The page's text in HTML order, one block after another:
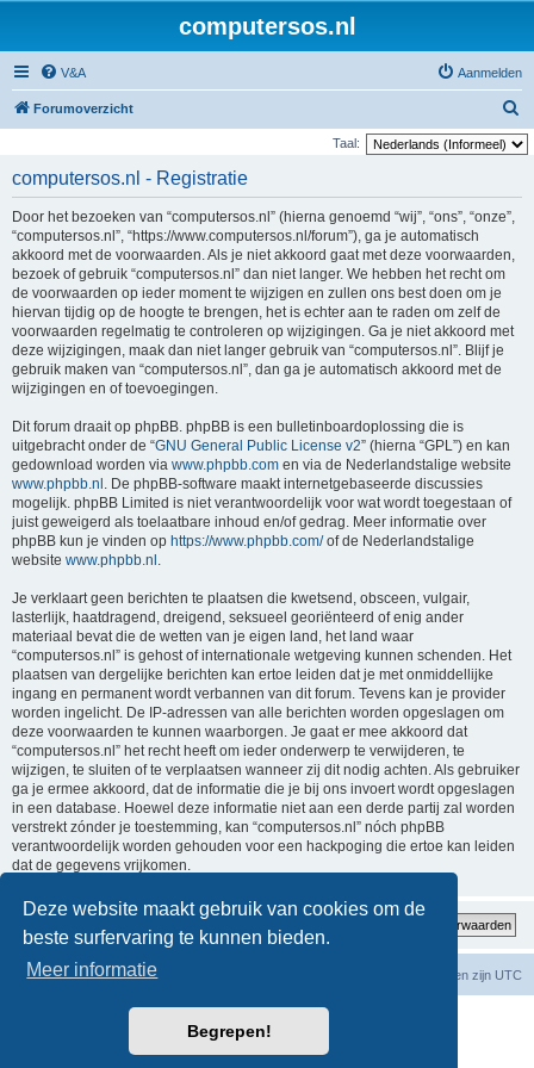
Deze website maakt gebruik van cookies om de
beste surfervaring te kunnen bieden.
Meer informatie
Begrepen!
computersos.nl
V&A Aanmelden
Forumoverzicht
o
Taal:
computersos.nl - Registratie
Door het bezoeken van “computersos.nl” (hierna genoemd “wij”, “ons”, “onze”,
“computersos.nl”, “https://www.computersos.nl/forum”), ga je automatisch
akkoord met de voorwaarden. Als je niet akkoord gaat met deze voorwaarden,
bezoek of gebruik “computersos.nl” dan niet langer. We hebben het recht om
de voorwaarden op ieder moment te wijzigen en zullen ons best doen om je
hiervan tijdig op de hoogte te brengen, het is echter aan te raden om zelf de
voorwaarden regelmatig te controleren op wijzigingen. Ga je niet akkoord met
deze wijzigingen, maak dan niet langer gebruik van “computersos.nl”. Blijf je
gebruik maken van “computersos.nl”, dan ga je automatisch akkoord met de
wijzigingen en of toevoegingen.
Dit forum draait op phpBB. phpBB is een bulletinboardoplossing die is
uitgebracht onder de “GNU General Public License v2” (hierna “GPL”) en kan
gedownload worden via www.phpbb.com en via de Nederlandstalige website
www.phpbb.nl . De phpBB-software maakt internetgebaseerde discussies
mogelijk. phpBB Limited is niet verantwoordelijk voor wat wordt toegestaan of
juist geweigerd als toelaatbare inhoud en/of gedrag. Meer informatie over
phpBB kun je vinden op https://www.phpbb.com/of de Nederlandstalige
website www.phpbb.nl .
Je verklaart geen berichten te plaatsen die kwetsend, obsceen, vulgair,
lasterlijk, haatdragend, dreigend, seksueel georiënteerd of enig ander
materiaal bevat die de wetten van je eigen land, het land waar
“computersos.nl” is gehost of internationale wetgeving kunnen schenden. Het
plaatsen van dergelijke berichten kan ertoe leiden dat je met onmiddellijke
ingang en permanent wordt verbannen van dit forum. Tevens kan je provider
worden ingelicht. De IP-adressen van alle berichten worden opgeslagen om
deze voorwaarden te kunnen waarborgen. Je gaat er mee akkoord dat
“computersos.nl” het recht heeft om ieder onderwerp te verwijderen, te
wijzigen, te sluiten of te verplaatsen wanneer zij dit nodig achten. Als gebruiker
ga je ermee akkoord, dat de informatie die je bij ons invoert wordt opgeslagen
in een database. Hoewel deze informatie niet aan een derde partij zal worden
verstrekt zónder je toestemming, kan “computersos.nl” nóch phpBB
verantwoordelijk worden gehouden voor een hackpoging die ertoe kan leiden
dat de gegevens vrijkomen.
Forumoverzicht Alle tijden zijn UTC
Nederlandse vertaling door